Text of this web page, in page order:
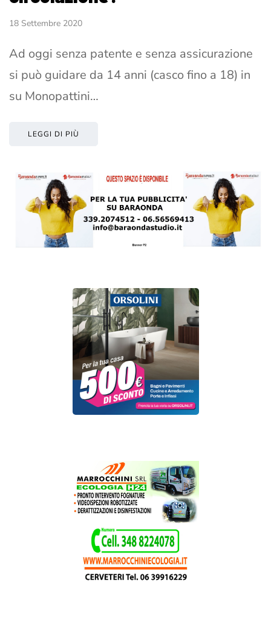
18 Settembre 2020
Ad oggi senza patente e senza assicurazione
si può guidare da 14 anni (casco fino a 18) in
su Monopattini…
LEGGI DI PIÙ